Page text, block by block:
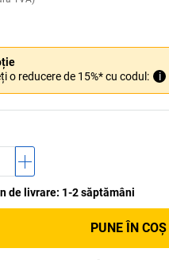
o reducere de 15%* cu codul:
i
de livrare: 1-2 săptămâni
PUNE ÎN COŞ